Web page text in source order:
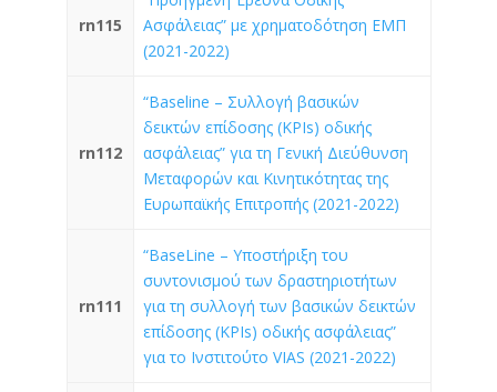
rn115
Ασφάλειας” με χρηματοδότηση ΕΜΠ
(2021-2022)
rn112
“Baseline – Συλλογή βασικών
δεικτών επίδοσης (KPIs) οδικής
ασφάλειας” για τη Γενική Διεύθυνση
Μεταφορών και Κινητικότητας της
Ευρωπαϊκής Επιτροπής (2021-2022)
rn111
“BaseLine – Υποστήριξη του
συντονισμού των δραστηριοτήτων
για τη συλλογή των βασικών δεικτών
επίδοσης (KPIs) οδικής ασφάλειας”
για το Ινστιτούτο VIAS (2021-2022)